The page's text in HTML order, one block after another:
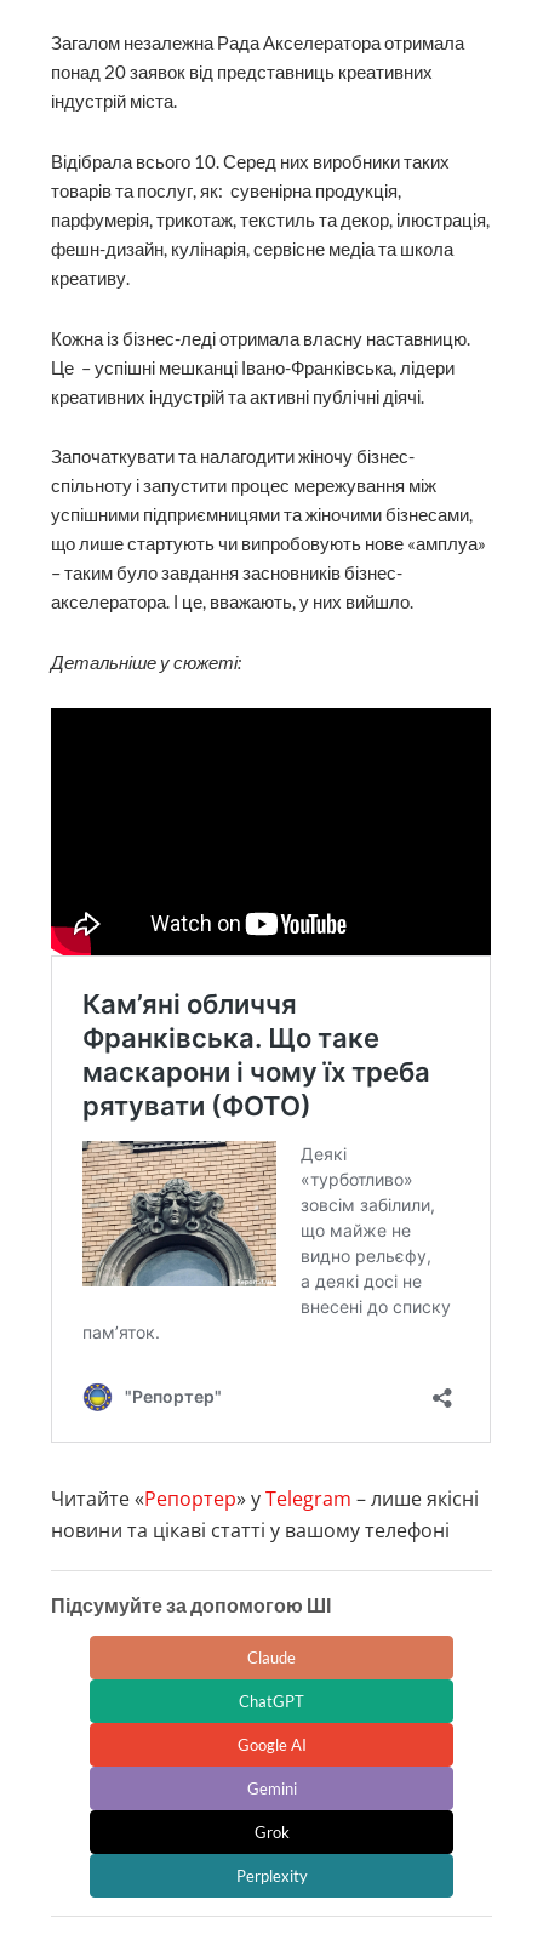
Загалом незалежна Рада Акселератора отримала
понад 20 заявок від представниць креативних
індустрій міста.
Відібрала всього 10. Серед них виробники таких
товарів та послуг, як: сувенірна продукція,
парфумерія, трикотаж, текстиль та декор, ілюстрація,
фешн-дизайн, кулінарія, сервісне медіа та школа
креативу.
Кожна із бізнес-леді отримала власну наставницю.
Це – успішні мешканці Івано-Франківська, лідери
креативних індустрій та активні публічні діячі.
Започаткувати та налагодити жіночу бізнес-
спільноту і запустити процес мережування між
успішними підприємницями та жіночими бізнесами,
що лише стартують чи випробовують нове «амплуа»
– таким було завдання засновників бізнес-
акселератора. І це, вважають, у них вийшло.
Детальніше у сюжеті:
Читайте «Репортер» уTelegram – лише якісні
новини та цікаві статті у вашому телефоні
Підсумуйте за допомогою ШІ
Claude
ChatGPT
Google AI
Gemini
Grok
Perplexity